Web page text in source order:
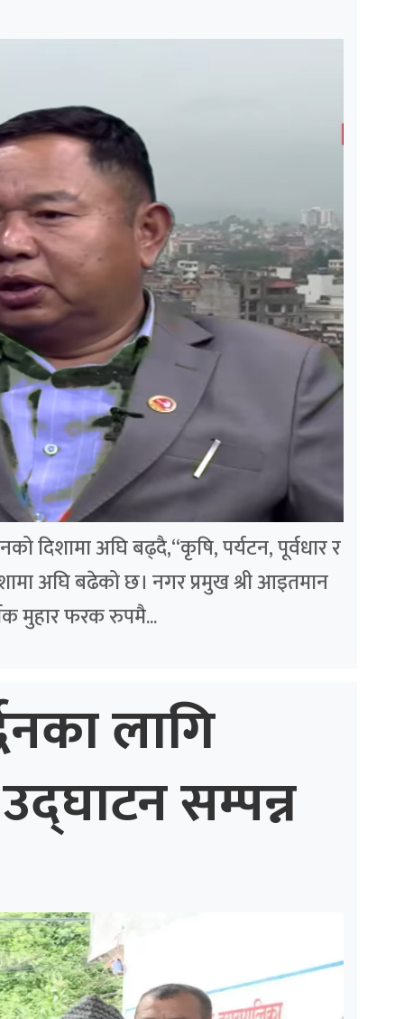
दिशामा अघि बढ्दै,“कृषि, पर्यटन, पूर्वधार र
अघि बढेको छ। नगर प्रमुख श्री आइतमान
मुहार फरक रुपमै...
लागि
सम्पन्न